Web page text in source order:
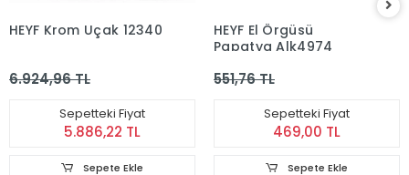
HEYF Krom Uçak 12340
6.924,96 TL
Sepetteki Fiyat
5.886,22 TL
Sepete Ekle
HEYF El Örgüsü
Papatya Alk4974
551,76 TL
Sepetteki Fiyat
469,00 TL
Sepete Ekle